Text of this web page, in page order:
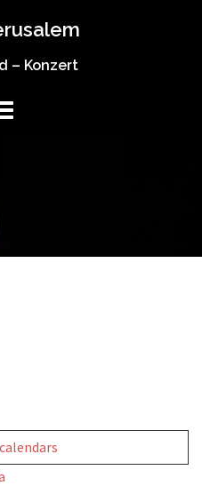
– Konzert